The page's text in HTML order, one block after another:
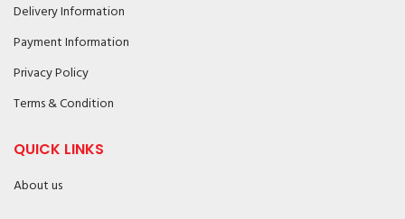
Delivery Information
Payment Information
Privacy Policy
Terms & Condition
QUICK LINKS
About us